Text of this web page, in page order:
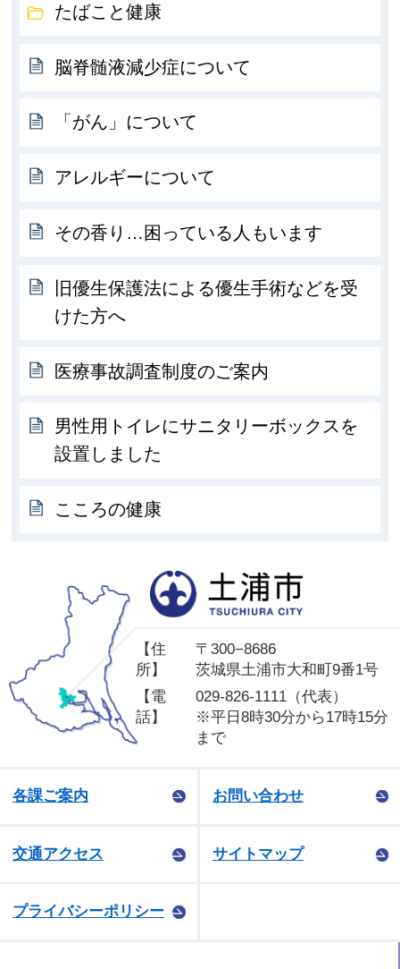
たばこと健康
脳脊髄液減少症について
「がん」について
アレルギーについて
その香り…困っている人もいます
旧優生保護法による優生手術などを受
けた方へ
医療事故調査制度のご案内
男性用トイレにサニタリーボックスを
設置しました
こころの健康
【住
所】
〒300−8686
茨城県土浦市大和町9番1号
【電
話】
029-826-1111（代表）
※平日8時30分から17時15分
まで
各課ご案内 お問い合わせ
交通アクセス サイトマップ
プライバシーポリシー